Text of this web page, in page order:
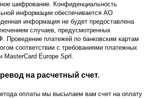
шифрование. Конфиденциальность
информации обеспечивается АО
информация не будет предоставлена
случаев, предусмотренных
Проведение платежей по банковским картам
соответствии с требованиями платежных
Europe Sprl.
на расчетный счет.
оплаты мы высылаем вам счет на оплату